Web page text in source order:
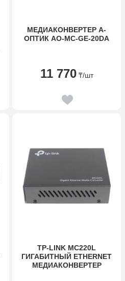
МЕДИАКОНВЕРТЕР А-
ОПТИК AO-MC-GE-20DA
11 770 ₸/шт
TP-LINK MC220L
ГИГАБИТНЫЙ ETHERNET
МЕДИАКОНВЕРТЕР